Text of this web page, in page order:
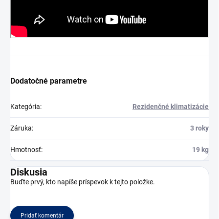
Dodatočné parametre
Kategória: Rezidenčné klimatizácie
Záruka: 3 roky
Hmotnosť: 19 kg
Diskusia
Buďte prvý, kto napíše príspevok k tejto položke.
Pridať komentár